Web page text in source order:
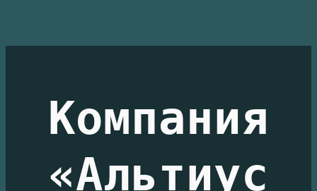
Компания
«Альтиус